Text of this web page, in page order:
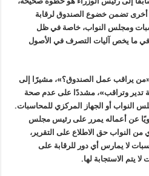
تضمن خضوع الصندوق لرقابة
ومجلس النواب، خاصة في ظل
في ما يخص آليات التصرف في الأصول
يراقب عمل الصندوق؟»، مشيرًا إلى
تدير وتراقب»، مشددًا على عدم صحة
النواب أو الجهاز المركزي للمحاسبات.
عن أعماله يمرر على رئيس مجلس
من النواب حق الاطلاع على التقرير،
لا يمارس أي دور للرقابة على
يتم الاستجابة لها.